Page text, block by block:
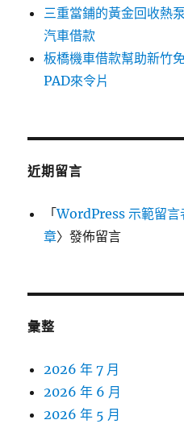
三重當鋪的黃金回收熱
汽車借款
板橋機車借款幫助新竹
PAD來令片
近期留言
「WordPress 示範留言
章〉發佈留言
彙整
2026 年 7 月
2026 年 6 月
2026 年 5 月